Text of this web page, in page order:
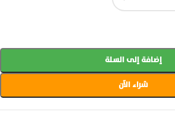
إضافة إلى السلة
شراء الآن